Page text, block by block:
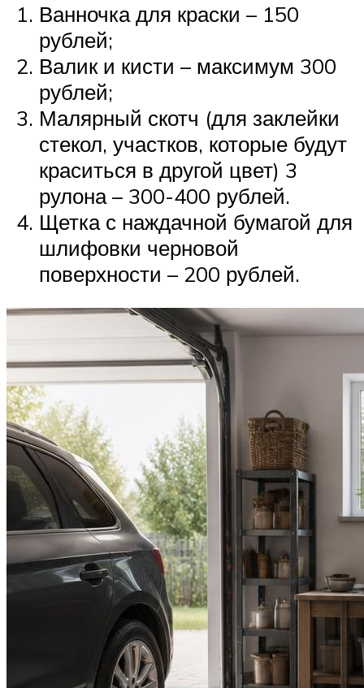
Ванночка для краски – 150
рублей;
Валик и кисти – максимум 300
рублей;
Малярный скотч (для заклейки
стекол, участков, которые будут
краситься в другой цвет) 3
рулона – 300-400 рублей.
Щетка с наждачной бумагой для
шлифовки черновой
поверхности – 200 рублей.